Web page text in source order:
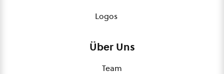
Logos
Über Uns
Team